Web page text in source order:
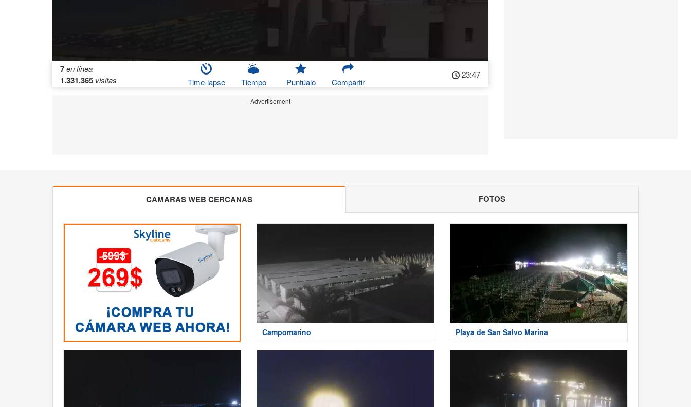
7en línea
1.331.365 visitas Time-lapse Tiempo Puntúalo Compartir
23:47
Advertisement
CAMARAS WEB CERCANAS FOTOS
Campomarino Playa de San Salvo Marina